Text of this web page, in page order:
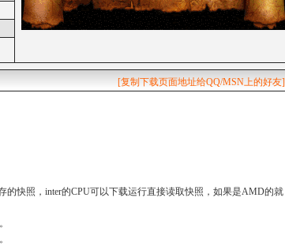
[复制下载页面地址给QQ/MSN上的好友]
快照，inter的CPU可以下载运行直接读取快照，如果是AMD的就